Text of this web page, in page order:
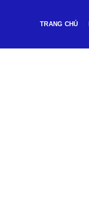
TRANG CHỦ